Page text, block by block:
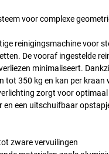
voor complexe
reinigingsmachine
De vooraf ingestelde
minimaliseert.
tot 350 kg en kan per
zorgt voor
en een uitschuifbaar
zware vervuilingen